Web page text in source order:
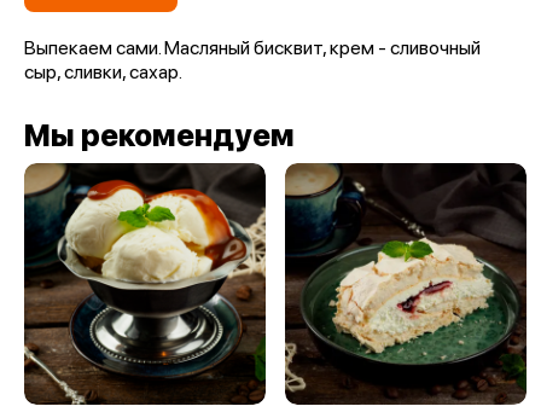
Выпекаем сами. Масляный бисквит, крем - сливочный
сыр, сливки, сахар.
Мы рекомендуем